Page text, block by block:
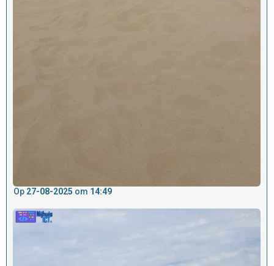
Op 27-08-2025 om 14:49